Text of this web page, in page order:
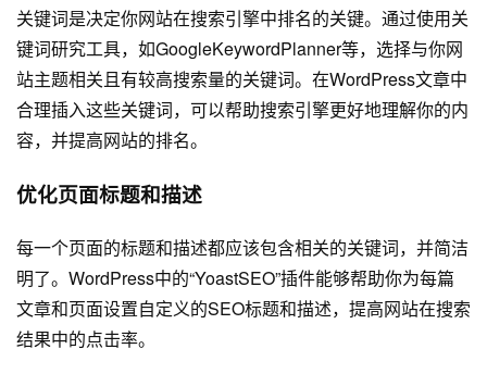
关键词是决定你网站在搜索引擎中排名的关键。通过使用关
键词研究工具，如GoogleKeywordPlanner等，选择与你网
站主题相关且有较高搜索量的关键词。在WordPress文章中
合理插入这些关键词，可以帮助搜索引擎更好地理解你的内
容，并提高网站的排名。
优化页面标题和描述
每一个页面的标题和描述都应该包含相关的关键词，并简洁
明了。WordPress中的“YoastSEO”插件能够帮助你为每篇
文章和页面设置自定义的SEO标题和描述，提高网站在搜索
结果中的点击率。